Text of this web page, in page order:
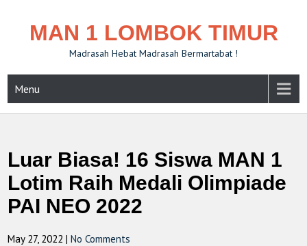
MAN 1 LOMBOK TIMUR
Madrasah Hebat Madrasah Bermartabat !
Menu
Luar Biasa! 16 Siswa MAN 1
Lotim Raih Medali Olimpiade
PAI NEO 2022
May 27, 2022 |No Comments